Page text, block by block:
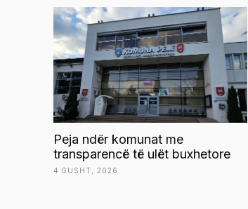
Peja ndër komunat me
transparencë të ulët buxhetore
4 GUSHT, 2026